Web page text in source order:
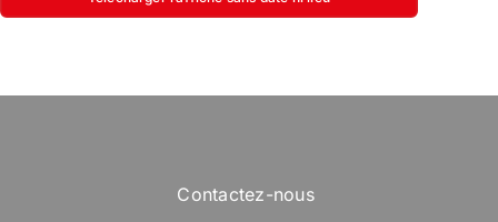
Contactez-nous